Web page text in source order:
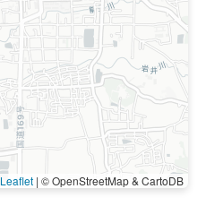
Leaflet | © OpenStreetMap & CartoDB